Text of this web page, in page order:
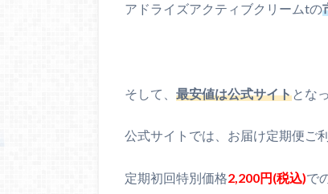
アドライズアクティブクリームtの
そして、 最安値は公式サイトとな
公式サイトでは、お届け定期便ご利
定期初回特別価格2,200円(税込)で